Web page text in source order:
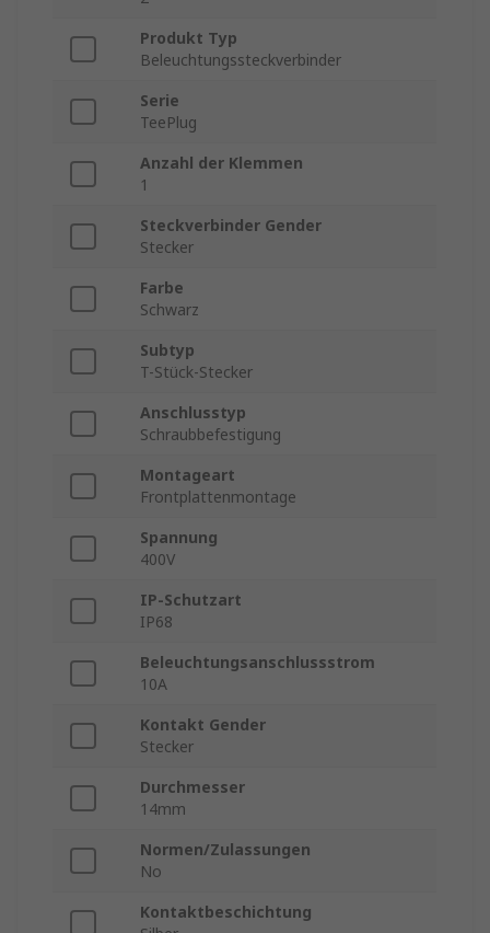
Produkt Typ
Beleuchtungssteckverbinder
Serie
TeePlug
Anzahl der Klemmen
1
Steckverbinder Gender
Stecker
Farbe
Schwarz
Subtyp
T-Stück-Stecker
Anschlusstyp
Schraubbefestigung
Montageart
Frontplattenmontage
Spannung
400V
IP-Schutzart
IP68
Beleuchtungsanschlussstrom
10A
Kontakt Gender
Stecker
Durchmesser
14mm
Normen/Zulassungen
No
Kontaktbeschichtung